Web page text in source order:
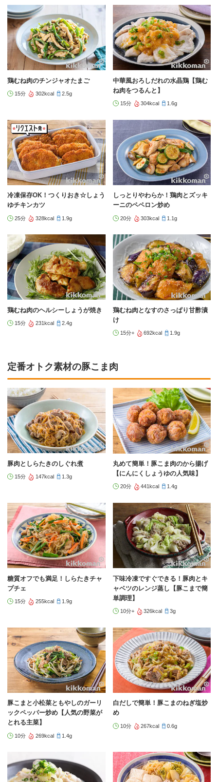
鶏むね肉のチンジャオたまご
15分 302kcal 2.5g
中華風おろしだれの水晶鶏【鶏む
ね肉をつるんと】
15分 304kcal 1.6g
冷凍保存OK！つくりおき☆しょう
ゆチキンカツ
25分 328kcal 1.9g
しっとりやわらか！鶏肉とズッキ
ーニのペペロン炒め
20分 303kcal 1.1g
鶏むね肉のヘルシーしょうが焼き
15分 231kcal 2.4g
鶏むね肉となすのさっぱり甘酢漬
け
15分+ 692kcal 1.9g
定番オトク素材の豚こま肉
豚肉としらたきのしぐれ煮
15分 147kcal 1.3g
丸めて簡単！豚こま肉のから揚げ
【にんにくしょうゆの人気味】
20分 441kcal 1.4g
糖質オフでも満足！しらたきチャ
プチェ
15分 255kcal 1.9g
下味冷凍ですぐできる！豚肉とキ
ャベツのレンジ蒸し【豚こまで簡
単調理】
10分+ 326kcal 3g
豚こまと小松菜ともやしのガーリ
ックペッパー炒め【人気の野菜が
とれる主菜】
10分 269kcal 1.4g
白だしで簡単！豚こまのねぎ塩炒
め
10分 267kcal 0.6g